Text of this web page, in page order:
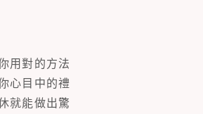
用對的方法
心目中的禮
就能做出驚